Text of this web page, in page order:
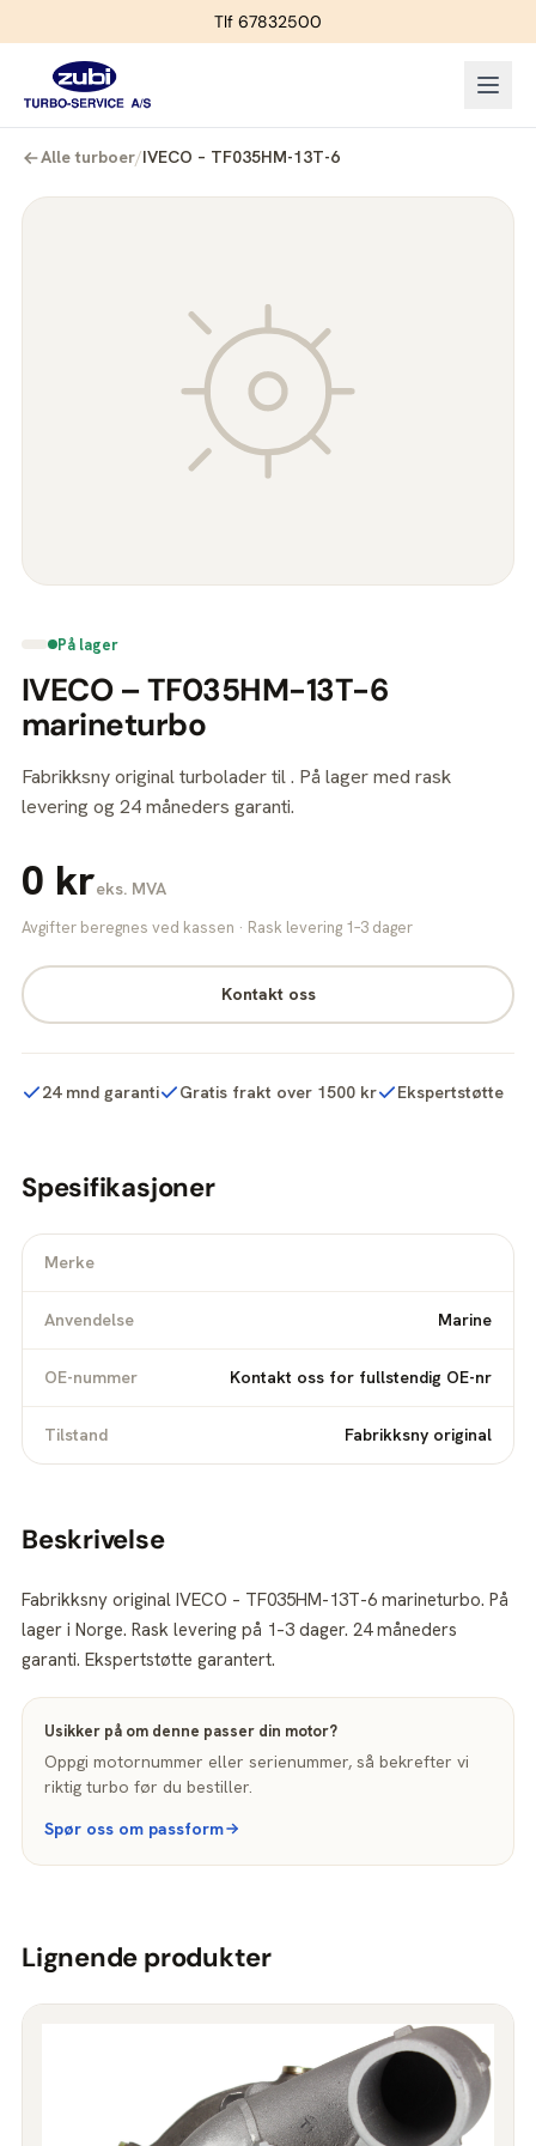
Tlf 67832500
Alle turboer/IVECO – TF035HM-13T-6
På lager
IVECO – TF035HM-13T-6
marineturbo
Fabrikksny original turbolader til . På lager med rask
levering og 24 måneders garanti.
0 kreks. MVA
Avgifter beregnes ved kassen · Rask levering 1–3 dager
Kontakt oss
24 mnd garanti Gratis frakt over 1500 kr Ekspertstøtte
Spesifikasjoner
Merke
Anvendelse Marine
OE-nummer Kontakt oss for fullstendig OE-nr
Tilstand Fabrikksny original
Beskrivelse
Fabrikksny original IVECO – TF035HM-13T-6 marineturbo. På
lager i Norge. Rask levering på 1–3 dager. 24 måneders
garanti. Ekspertstøtte garantert.
Usikker på om denne passer din motor?
Oppgi motornummer eller serienummer, så bekrefter vi
riktig turbo før du bestiller.
Spør oss om passform
Lignende produkter